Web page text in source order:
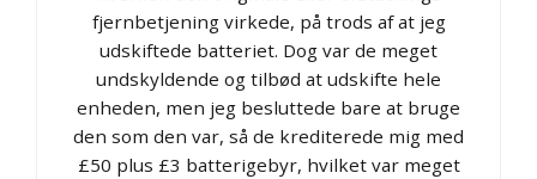
fjernbetjening virkede, på trods af at jeg
udskiftede batteriet. Dog var de meget
undskyldende og tilbød at udskifte hele
enheden, men jeg besluttede bare at bruge
den som den var, så de krediterede mig med
£50 plus £3 batterigebyr, hvilket var meget